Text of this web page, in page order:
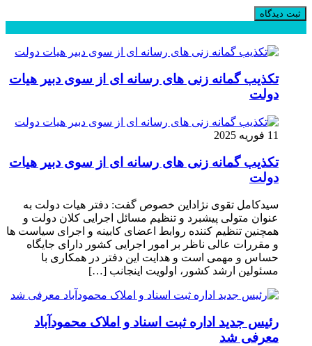
تکذیب گمانه زنی های رسانه ای از سوی دبیر هیات
دولت
11 فوریه 2025
تکذیب گمانه زنی های رسانه ای از سوی دبیر هیات
دولت
سیدکامل تقوی نژاداین خصوص گفت: دفتر هیات دولت به
عنوان متولی پیشبرد و تنظیم مسائل اجرایی کلان دولت و
همچنین تنظیم کننده روابط اعضای کابینه و اجرای سیاست ها
و مقررات عالی ناظر بر امور اجرایی کشور دارای جایگاه
حساس و مهمی است و هدایت این دفتر در همکاری با
مسئولین ارشد کشور، اولویت اینجانب […]
رئیس جدید اداره ثبت اسناد و املاک محمودآباد
معرفی شد